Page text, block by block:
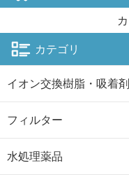
カテゴリ
イオン交換樹脂・吸着剤
フィルター
水処理薬品